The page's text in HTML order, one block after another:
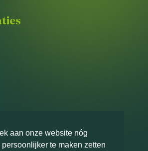
aan onze website nóg
te maken zetten